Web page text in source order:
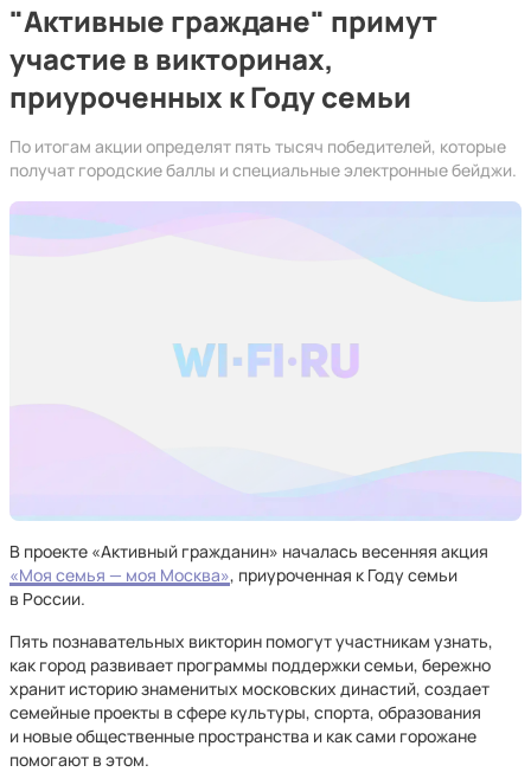
"Активные граждане" примут
участие в викторинах,
приуроченных к Году семьи
По итогам акции определят пять тысяч победителей, которые
получат городские баллы и специальные электронные бейджи.
В проекте «Активный гражданин» началась весенняя акция
«Моя семья — моя Москва», приуроченная к Году семьи
в России.
Пять познавательных викторин помогут участникам узнать,
как город развивает программы поддержки семьи, бережно
хранит историю знаменитых московских династий, создает
семейные проекты в сфере культуры, спорта, образования
и новые общественные пространства и как сами горожане
помогают в этом.